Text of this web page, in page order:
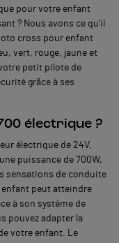
pour votre enfant
? Nous avons ce qu'il
cross pour enfant
vert, rouge, jaune et
petit pilote de
grâce à ses
électrique ?
électrique de 24V,
puissance de 700W,
sensations de conduite
enfant peut atteindre
à son système de
pouvez adapter la
votre enfant. Le